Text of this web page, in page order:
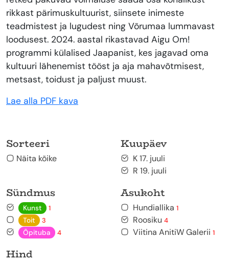
rikkast pärimuskultuurist, siinsete inimeste
teadmistest ja lugudest ning Võrumaa lummavast
loodusest. 2024. aastal rikastavad Aigu Om!
programmi külalised Jaapanist, kes jagavad oma
kultuuri lähenemist tööst ja aja mahavõtmisest,
metsast, toidust ja paljust muust.
Lae alla PDF kava
Sorteeri
Näita kõike
Kuupäev
K 17. juuli
R 19. juuli
Sündmus
Kunst
1
Toit
3
Õpituba
4
Asukoht
Hundiallika 1
Roosiku 4
Viitina AnitiW Galerii 1
Hind